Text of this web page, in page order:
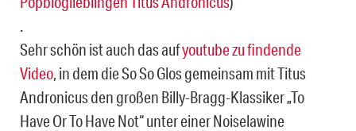
.
Sehr schön ist auch das aufyoutube zu findende
Video, in dem die So So Glos gemeinsam mit Titus
Andronicus den großen Billy-Bragg-Klassiker „To
Have Or To Have Not“ unter einer Noiselawine